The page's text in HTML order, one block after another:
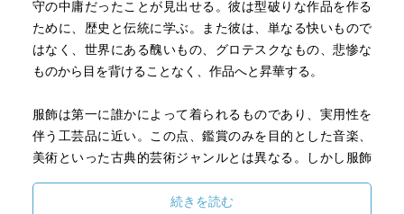
守の中庸だったことが見出せる。彼は型破りな作品を作る
ために、歴史と伝統に学ぶ。また彼は、単なる快いもので
はなく、世界にある醜いもの、グロテスクなもの、悲惨な
ものから目を背けることなく、作品へと昇華する。
服飾は第一に誰かによって着られるものであり、実用性を
伴う工芸品に近い。この点、鑑賞のみを目的とした音楽、
美術といった古典的芸術ジャンルとは異なる。しかし服飾
出したスタイルで展開した人物の一人がLee McQueenなの
続きを読む